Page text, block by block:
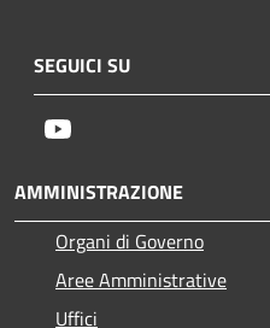
SEGUICI SU
AMMINISTRAZIONE
Organi di Governo
Aree Amministrative
Uffici